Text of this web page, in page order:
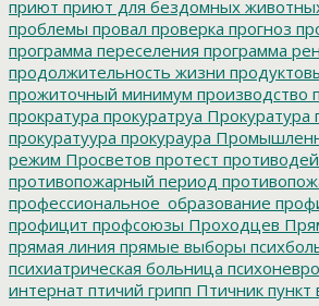
приют приют для бездомных
проблемы провал проверка прогноз
программа переселения программа
продолжительность жизни
прожиточный минимум производство
прократура прокуратруа Прокуратура
прокуратуура прокураура
режим Просветов протест
противопожарный период
профессиональное_образование
профицит профсоюзы Проходцев
прямая линия прямые выборы
психиатрическая больница
интернат птичий грипп Птичник пункт